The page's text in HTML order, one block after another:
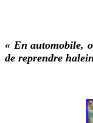
« En automobile,
de reprendre